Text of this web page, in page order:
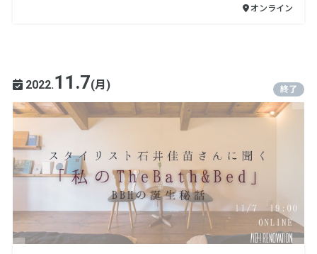
オンライン
2022.11.7(月) 終了